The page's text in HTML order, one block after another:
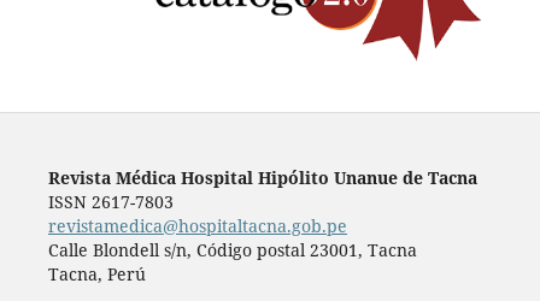
Revista Médica Hospital Hipólito Unanue de Tacna
ISSN 2617-7803
revistamedica@hospitaltacna.gob.pe
Calle Blondell s/n, Código postal 23001, Tacna
Tacna, Perú